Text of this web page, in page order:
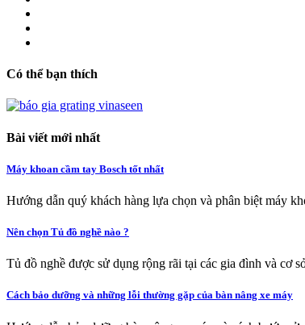
Có thể bạn thích
Bài viết mới nhất
Máy khoan cầm tay Bosch tốt nhất
Hướng dẫn quý khách hàng lựa chọn và phân biệt máy
Nên chọn Tủ đồ nghề nào ?
Tủ đồ nghề được sử dụng rộng rãi tại các gia đình và cơ
Cách bảo dưỡng và những lỗi thường gặp của bàn nâng xe máy